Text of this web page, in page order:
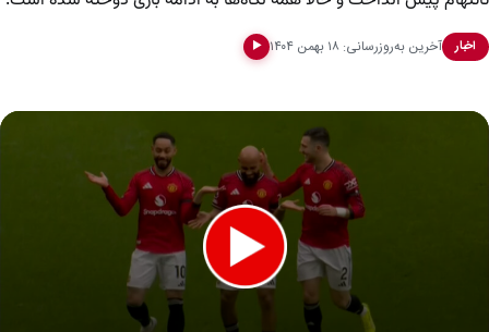
اخبار آخرین به‌روزرسانی: ۱۸ بهمن ۱۴۰۴ ▶